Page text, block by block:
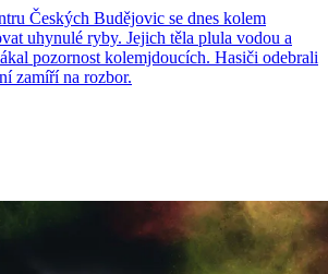
Českých Budějovic se dnes kolem
uhynulé ryby. Jejich těla plula vodou a
pozornost kolemjdoucích. Hasiči odebrali
zamíří na rozbor.